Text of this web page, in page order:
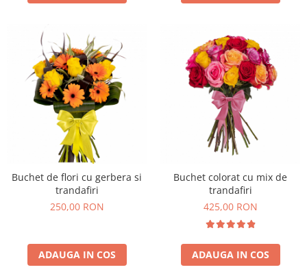
Buchet de flori cu gerbera si
trandafiri
250,00 RON
ADAUGA IN COS
Buchet colorat cu mix de
trandafiri
425,00 RON
ADAUGA IN COS